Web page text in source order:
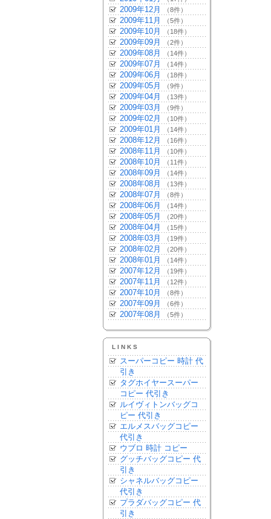
2009年12月 （8件）
2009年11月 （5件）
2009年10月 （18件）
2009年09月 （2件）
2009年08月 （14件）
2009年07月 （14件）
2009年06月 （18件）
2009年05月 （9件）
2009年04月 （13件）
2009年03月 （9件）
2009年02月 （10件）
2009年01月 （14件）
2008年12月 （16件）
2008年11月 （10件）
2008年10月 （11件）
2008年09月 （14件）
2008年08月 （13件）
2008年07月 （8件）
2008年06月 （14件）
2008年05月 （20件）
2008年04月 （15件）
2008年03月 （19件）
2008年02月 （20件）
2008年01月 （14件）
2007年12月 （19件）
2007年11月 （12件）
2007年10月 （8件）
2007年09月 （6件）
2007年08月 （5件）
LINKS
スーパーコピー 時計 代
引き
タグホイヤースーパー
コピー 代引き
ルイヴィトンバッグコ
ピー 代引き
エルメスバッグコピー
代引き
ウブロ 時計 コピー
グッチバッグコピー 代
引き
シャネルバッグコピー
代引き
プラダバッグコピー 代
引き